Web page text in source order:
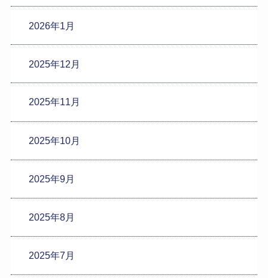
2026年1月
2025年12月
2025年11月
2025年10月
2025年9月
2025年8月
2025年7月